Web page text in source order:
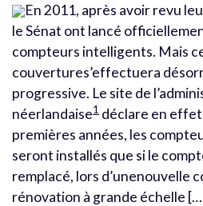
En 2011, après avoir revu
le Sénat ont lancé
compteurs intelligents. Mais
couvertures’effectuera
progressive. Le site de
néerlandaise1 déclare en
premières années, les
seront installés que si le
remplacé, lors d’unenouvelle
rénovation à grande échelle